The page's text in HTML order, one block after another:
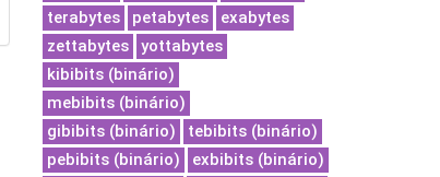
terabytes
petabytes
exabytes
zettabytes
yottabytes
kibibits (binário)
mebibits (binário)
gibibits (binário)
tebibits (binário)
pebibits (binário)
exbibits (binário)